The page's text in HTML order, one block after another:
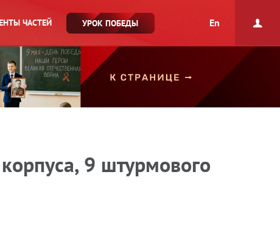
ЧАСТЕЙ УРОК ПОБЕДЫ En
9 штурмового